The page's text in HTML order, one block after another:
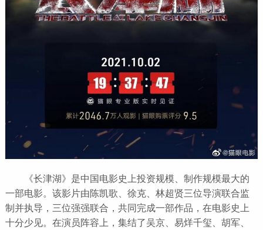
《长津湖》是中国电影史上投资规模、制作规模最大的
一部电影。该影片由陈凯歌、徐克、林超贤三位导演联合监
制并执导，三位强强联合，共同完成一部作品，在电影史上
十分少见。在演员阵容上，集结了吴京、易烊千玺、胡军、